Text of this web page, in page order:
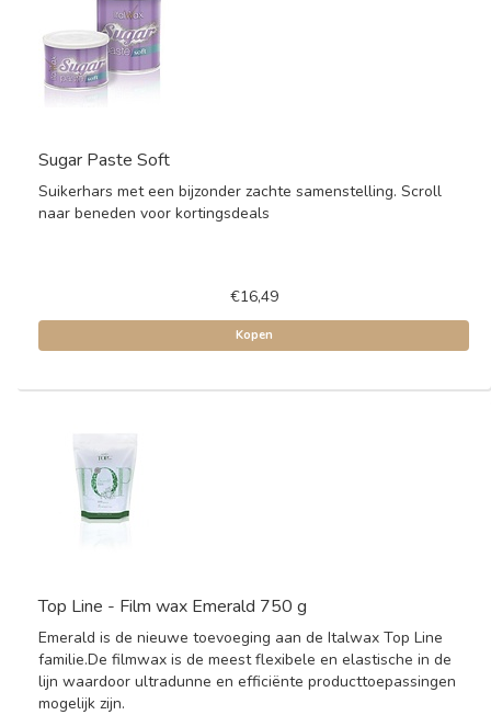
Sugar Paste Soft
Suikerhars met een bijzonder zachte samenstelling. Scroll
naar beneden voor kortingsdeals
€16,49
Kopen
Top Line - Film wax Emerald 750 g
Emerald is de nieuwe toevoeging aan de Italwax Top Line
familie.De filmwax is de meest flexibele en elastische in de
lijn waardoor ultradunne en efficiënte producttoepassingen
mogelijk zijn.